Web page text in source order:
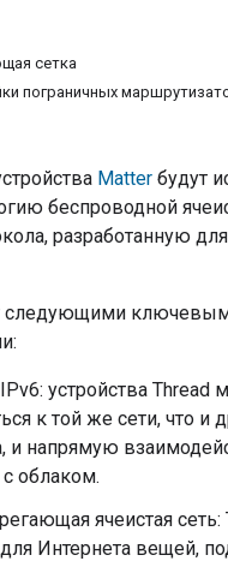
сетка
пограничных
Matter будут
беспроводной
разработанную
следующими
устройства Thread
к той же сети, что и
и напрямую
облаком.
ячеистая сеть:
Интернета вещей,